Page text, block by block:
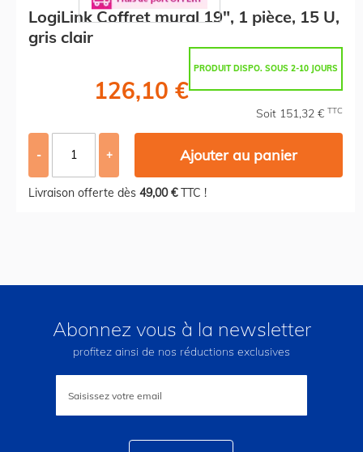
LogiLink Coffret mural 19", 1 pièce, 15 U,
gris clair
PRODUIT DISPO. SOUS 2-10 JOURS
126,10 €
Soit 151,32 € TTC
- + Ajouter au panier
Livraison offerte dès 49,00 €TTC !
Abonnez vous à la newsletter
profitez ainsi de nos réductions exclusives
lettre